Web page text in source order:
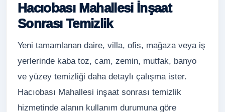
Hacıobası Mahallesi İnşaat
Sonrası Temizlik
Yeni tamamlanan daire, villa, ofis, mağaza veya iş
yerlerinde kaba toz, cam, zemin, mutfak, banyo
ve yüzey temizliği daha detaylı çalışma ister.
Hacıobası Mahallesi inşaat sonrası temizlik
hizmetinde alanın kullanım durumuna göre